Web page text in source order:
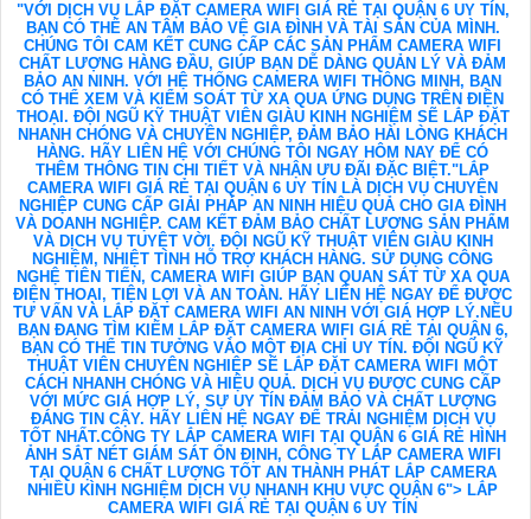
"VỚI DỊCH VỤ LẮP ĐẶT CAMERA WIFI GIÁ RẺ TẠI QUẬN 6 UY TÍN,
BẠN CÓ THỂ AN TÂM BẢO VỆ GIA ĐÌNH VÀ TÀI SẢN CỦA MÌNH.
CHÚNG TÔI CAM KẾT CUNG CẤP CÁC SẢN PHẨM CAMERA WIFI
CHẤT LƯỢNG HÀNG ĐẦU, GIÚP BẠN DỄ DÀNG QUẢN LÝ VÀ ĐẢM
BẢO AN NINH. VỚI HỆ THỐNG CAMERA WIFI THÔNG MINH, BẠN
CÓ THỂ XEM VÀ KIỂM SOÁT TỪ XA QUA ỨNG DỤNG TRÊN ĐIỆN
THOẠI. ĐỘI NGŨ KỸ THUẬT VIÊN GIÀU KINH NGHIỆM SẼ LẮP ĐẶT
NHANH CHÓNG VÀ CHUYÊN NGHIỆP, ĐẢM BẢO HÀI LÒNG KHÁCH
HÀNG. HÃY LIÊN HỆ VỚI CHÚNG TÔI NGAY HÔM NAY ĐỂ CÓ
THÊM THÔNG TIN CHI TIẾT VÀ NHẬN ƯU ĐÃI ĐẶC BIỆT."LẮP
CAMERA WIFI GIÁ RẺ TẠI QUẬN 6 UY TÍN LÀ DỊCH VỤ CHUYÊN
NGHIỆP CUNG CẤP GIẢI PHÁP AN NINH HIỆU QUẢ CHO GIA ĐÌNH
VÀ DOANH NGHIỆP. CAM KẾT ĐẢM BẢO CHẤT LƯỢNG SẢN PHẨM
VÀ DỊCH VỤ TUYỆT VỜI. ĐỘI NGŨ KỸ THUẬT VIÊN GIÀU KINH
NGHIỆM, NHIỆT TÌNH HỖ TRỢ KHÁCH HÀNG. SỬ DỤNG CÔNG
NGHỆ TIÊN TIẾN, CAMERA WIFI GIÚP BẠN QUAN SÁT TỪ XA QUA
ĐIỆN THOẠI, TIỆN LỢI VÀ AN TOÀN. HÃY LIÊN HỆ NGAY ĐỂ ĐƯỢC
TƯ VẤN VÀ LẮP ĐẶT CAMERA WIFI AN NINH VỚI GIÁ HỢP LÝ.NẾU
BẠN ĐANG TÌM KIẾM LẮP ĐẶT CAMERA WIFI GIÁ RẺ TẠI QUẬN 6,
BẠN CÓ THỂ TIN TƯỞNG VÀO MỘT ĐỊA CHỈ UY TÍN. ĐỘI NGŨ KỸ
THUẬT VIÊN CHUYÊN NGHIỆP SẼ LẮP ĐẶT CAMERA WIFI MỘT
CÁCH NHANH CHÓNG VÀ HIỆU QUẢ. DỊCH VỤ ĐƯỢC CUNG CẤP
VỚI MỨC GIÁ HỢP LÝ, SỰ UY TÍN ĐẢM BẢO VÀ CHẤT LƯỢNG
ĐÁNG TIN CẬY. HÃY LIÊN HỆ NGAY ĐỂ TRẢI NGHIỆM DỊCH VỤ
TỐT NHẤT.CÔNG TY LẮP CAMERA WIFI TẠI QUẬN 6 GIÁ RẺ HÌNH
ẢNH SẮT NÉT GIÁM SÁT ỔN ĐỊNH, CÔNG TY LẮP CAMERA WIFI
TẠI QUẬN 6 CHẤT LƯỢNG TỐT AN THÀNH PHÁT LẮP CAMERA
NHIỀU KÌNH NGHIỆM DỊCH VỤ NHANH KHU VỰC QUẬN 6"> LẮP
CAMERA WIFI GIÁ RẺ TẠI QUẬN 6 UY TÍN